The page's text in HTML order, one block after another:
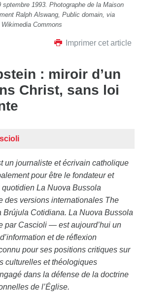
1993. Photographe de la Maison
Ralph Alswang, Public domain, via
Wikimedia Commons
Imprimer cet article
: miroir d’un
Christ, sans loi
un journaliste et écrivain catholique
pour être le fondateur et
La Nuova Bussola
des versions internationales The
Brújula Cotidiana. La Nuova Bussola
par Cascioli — est aujourd’hui un
et de réflexion
pour ses positions critiques sur
culturelles et théologiques
dans la défense de la doctrine
de l’Église.